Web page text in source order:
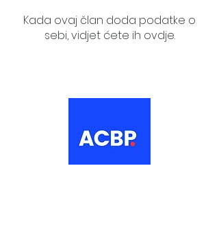
Kada ovaj član doda podatke o
sebi, vidjet ćete ih ovdje.